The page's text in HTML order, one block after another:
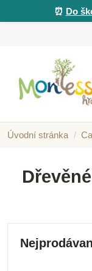
⏰ Do
Úvodní stránka